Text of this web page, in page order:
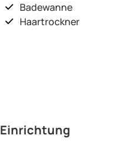
Badewanne
Haartrockner
Einrichtung